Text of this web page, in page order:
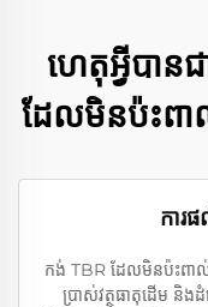
ហេតុអ្វីបាន
ដែលមិនប៉ះព
ការ
កង់ TBR ដែលមិនប៉ះពា
ប្រាស់វត្ថុធាតុដើម និង